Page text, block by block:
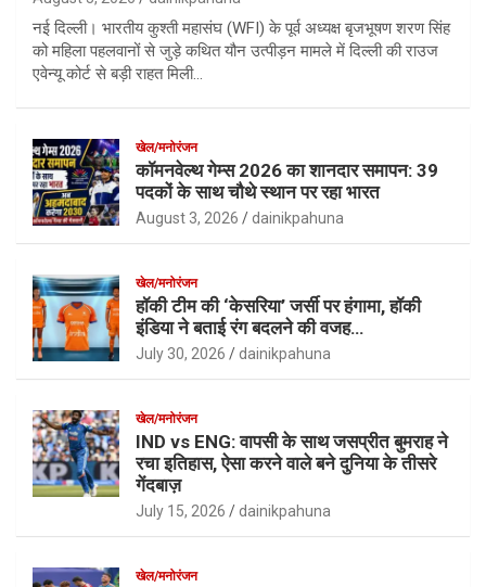
नई दिल्ली। भारतीय कुश्ती महासंघ (WFI) के पूर्व अध्यक्ष बृजभूषण शरण सिंह
को महिला पहलवानों से जुड़े कथित यौन उत्पीड़न मामले में दिल्ली की राउज
एवेन्यू कोर्ट से बड़ी राहत मिली…
खेल/मनोरंजन
कॉमनवेल्थ गेम्स 2026 का शानदार समापन: 39
पदकों के साथ चौथे स्थान पर रहा भारत
August 3, 2026 dainikpahuna
खेल/मनोरंजन
हॉकी टीम की ‘केसरिया’ जर्सी पर हंगामा, हॉकी
इंडिया ने बताई रंग बदलने की वजह…
July 30, 2026 dainikpahuna
खेल/मनोरंजन
IND vs ENG: वापसी के साथ जसप्रीत बुमराह ने
रचा इतिहास, ऐसा करने वाले बने दुनिया के तीसरे
गेंदबाज़
July 15, 2026 dainikpahuna
खेल/मनोरंजन